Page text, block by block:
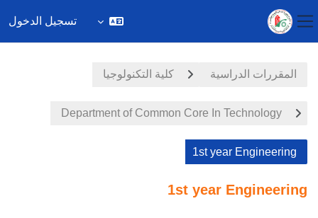
واجهة جانبية
تسجيل الدخول
المقررات الدراسية كلية التكنولوجيا
Department of Common Core In Technology
1st year Engineering
1st year Engineering